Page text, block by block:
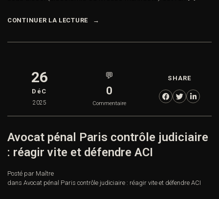
CONTINUER LA LECTURE
26
DéC
2025
💬
0
Commentaire
SHARE
Avocat pénal Paris contrôle judiciaire
: réagir vite et défendre ACI
Posté par Maître
dans Avocat pénal Paris contrôle judiciaire : réagir vite et défendre ACI